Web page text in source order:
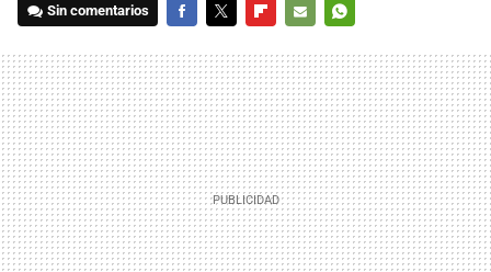
Sin comentarios
MAIL